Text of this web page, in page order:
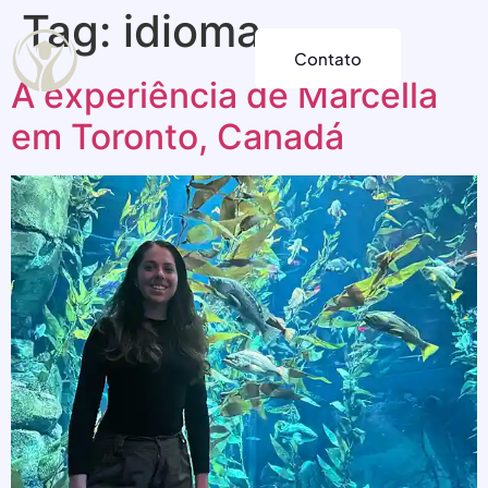
Contato
Tag: idioma
A experiência de Marcella
em Toronto, Canadá